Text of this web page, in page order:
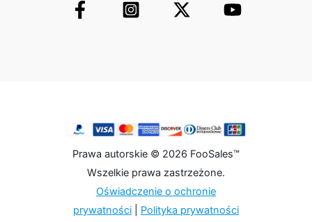
Prawa autorskie © 2026 FooSales™
Wszelkie prawa zastrzeżone.
Oświadczenie o ochronie
prywatności
Polityka prywatności